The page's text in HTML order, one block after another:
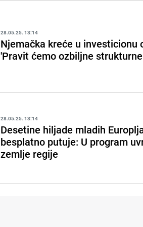
28.05.25. 13:14
Njemačka kreće u investicionu
'Pravit ćemo ozbiljne
28.05.25. 13:14
Desetine hiljade mladih
besplatno putuje: U program
zemlje regije